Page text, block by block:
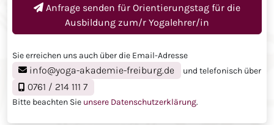
Anfrage senden für Orientierungstag für die
Ausbildung zum/r Yogalehrer/in
Sie erreichen uns auch über die Email-Adresse
info@yoga-akademie-freiburg.de und telefonisch über
0761 / 214 111 7
Bitte beachten Sie unsere Datenschutzerklärung.